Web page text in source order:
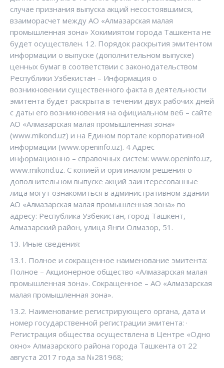
случае признания выпуска акций несостоявшимся,
взаиморасчет между АО «Алмазарская малая
промышленная зона» Хокимиятом города Ташкента не
будет осуществлен. 12. Порядок раскрытия эмитентом
информации о выпуске (дополнительном выпуске)
ценных бумаг в соответствии с законодательством
Республики Узбекистан – Информация о
возникновении существенного факта в деятельности
эмитента будет раскрыта в течении двух рабочих дней
с даты его возникновения на официальном веб – сайте
АО «Алмазарская малая промышленная зона»
(www.mikond.uz) и на Едином портале корпоративной
информации (www.openinfo.uz). 4 Адрес
информационно – справочных систем: www.openinfo.uz,
www.mikond.uz. С копией и оригиналом решения о
дополнительном выпуске акций заинтересованные
лица могут ознакомиться в административном здании
АО «Алмазарская малая промышленная зона» по
адресу: Республика Узбекистан, город Ташкент,
Алмазарский район, улица Янги Олмазор, 51.
13. Иные сведения:
13.1. Полное и сокращенное наименование эмитента:
Полное – Акционерное общество «Алмазарская малая
промышленная зона». Сокращенное – АО «Алмазарская
малая промышленная зона».
13.2. Наименование регистрирующего органа, дата и
номер государственной регистрации эмитента: ·
Регистрация общества осуществлена в Центре «Одно
окно» Алмазарского района города Ташкента от 22
августа 2017 года за №281968;